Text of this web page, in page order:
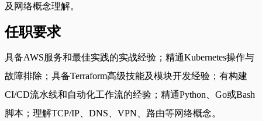
及网络概念理解。
任职要求
具备AWS服务和最佳实践的实战经验；精通Kubernetes操作与
故障排除；具备Terraform高级技能及模块开发经验；有构建
CI/CD流水线和自动化工作流的经验；精通Python、Go或Bash
脚本；理解TCP/IP、DNS、VPN、路由等网络概念。